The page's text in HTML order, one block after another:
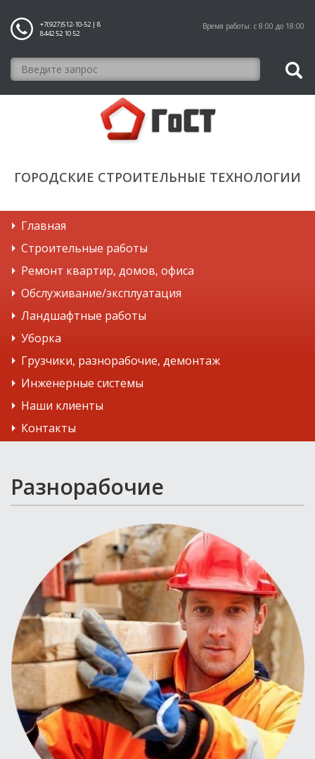
+7(927)512-10-52 | 8
8442 52 10 52
Время работы: с 8:00 до 18:00
ГОРОДСКИЕ СТРОИТЕЛЬНЫЕ ТЕХНОЛОГИИ
Главная
Строительные работы
Ремонт квартир, домов, офиса
Обслуживание/эксплуатация
Ландшафтные работы
Уборка
Грузчики, разнорабочие, демонтаж
Инженерные системы
Наши клиенты
Контакты
Разнорабочие